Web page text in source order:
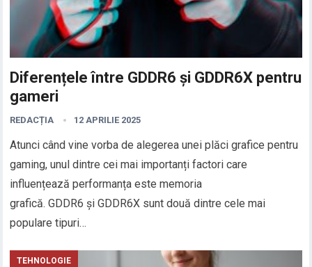
Diferențele între GDDR6 și GDDR6X pentru
gameri
REDACȚIA 12 APRILIE 2025
Atunci când vine vorba de alegerea unei plăci grafice pentru
gaming, unul dintre cei mai importanți factori care
influențează performanța este memoria
grafică. GDDR6 și GDDR6X sunt două dintre cele mai
populare tipuri…
TEHNOLOGIE